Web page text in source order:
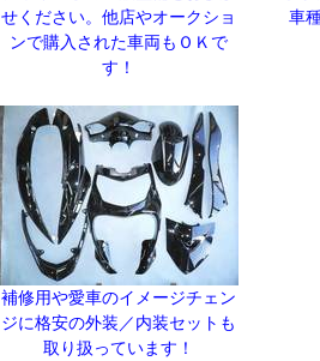
せください。他店やオークショ
ンで購入された車両もＯＫで
す！
車
補修用や愛車のイメージチェン
ジに格安の外装／内装セットも
取り扱っています！